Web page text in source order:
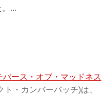
...
バース・オブ・マッドネス
・カンバーバッチ)は、